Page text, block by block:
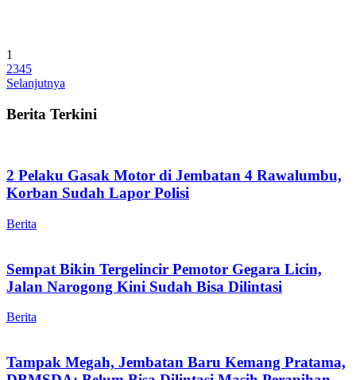
1
2345
Selanjutnya
Berita Terkini
2 Pelaku Gasak Motor di Jembatan 4 Rawalumbu,
Korban Sudah Lapor Polisi
Berita
Sempat Bikin Tergelincir Pemotor Gegara Licin,
Jalan Narogong Kini Sudah Bisa Dilintasi
Berita
Tampak Megah, Jembatan Baru Kemang Pratama,